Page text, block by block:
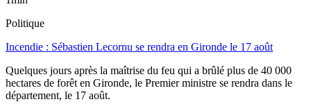
Politique
Incendie : Sébastien Lecornu se rendra en Gironde le 17 août
Quelques jours après la maîtrise du feu qui a brûlé plus de 40 000
hectares de forêt en Gironde, le Premier ministre se rendra dans le
département, le 17 août.